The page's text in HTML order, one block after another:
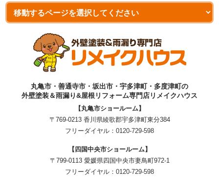
丸亀市・善通寺市・坂出市・宇多津町・多度津町の
外壁塗装＆雨漏り&屋根リフォーム専門店リメイクハウス
【丸亀市ショールーム】
〒769-0213 香川県綾歌郡宇多津町東分384
フリーダイヤル： 0120-729-598
【四国中央市ショールーム】
〒799-0113 愛媛県四国中央市妻鳥町972-1
フリーダイヤル： 0120-729-598